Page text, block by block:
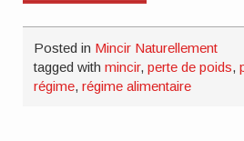
Posted in Mincir Naturellement
tagged withmincir,perte de poids,
régime,régime alimentaire